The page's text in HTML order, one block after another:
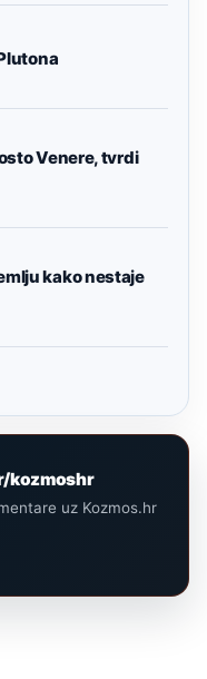
Venere, tvrdi
kako nestaje
kozmoshr
uz Kozmos.hr